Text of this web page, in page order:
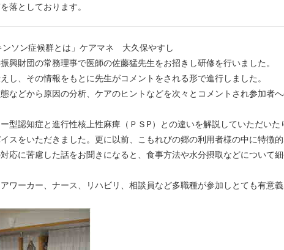
落としております。
ンソン症候群とは」ケアマネ 大久保やすし
興財団の常務理事で医師の佐藤猛先生をお招きし研修を行いました。
し、その情報をもとに先生がコメントをされる形で進行しました。
などから原因の分析、ケアのヒントなどを次々とコメントされ参加者
型認知症と進行性核上性麻痺（ＰＳP）との違いを解説していただいた
スをいただきました。更に以前、こもれびの郷の利用者様の中に特徴
応に苦慮した話をお聞きになると、食事方法や水分摂取などについて
ワーカー、ナース、リハビリ、相談員など多職種が参加しとても有意